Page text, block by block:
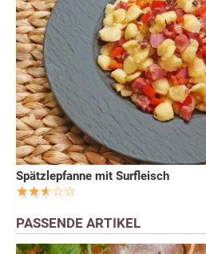
Spätzlepfanne mit Surfleisch
PASSENDE ARTIKEL